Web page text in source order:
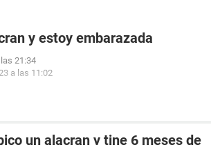
y estoy embarazada
21:34
a las 11:02
un alacran y tine 6 meses de